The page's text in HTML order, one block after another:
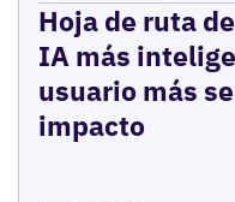
Hoja de ruta
IA más
usuario más
impacto